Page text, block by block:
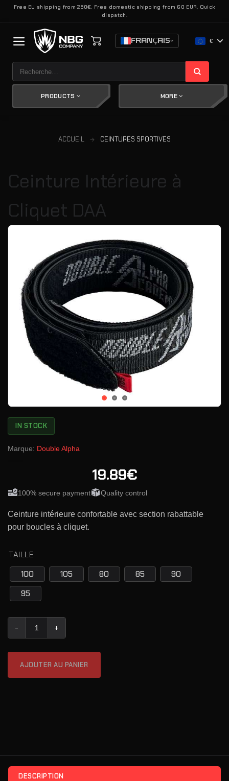
PasserFree EU shipping from 250€. Free domestic shipping from 60 EUR. Quick
dispatch.
FRANÇAIS €
pour :
PRODUCTS MORE
ACCUEIL CEINTURES SPORTIVES
Ceinture Intérieure à
Cliquet DAA
IN STOCK
Marque: Double Alpha
19.89€
100% secure payment Quality control
Ceinture intérieure confortable avec section rabattable
pour boucles à cliquet.
TAILLE
100
105 80 85
90
95
AJOUTER AU PANIER
DESCRIPTION